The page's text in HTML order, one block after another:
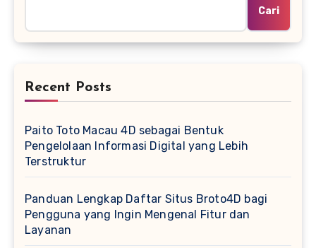
Cari
Recent Posts
Paito Toto Macau 4D sebagai Bentuk
Pengelolaan Informasi Digital yang Lebih
Terstruktur
Panduan Lengkap Daftar Situs Broto4D bagi
Pengguna yang Ingin Mengenal Fitur dan
Layanan